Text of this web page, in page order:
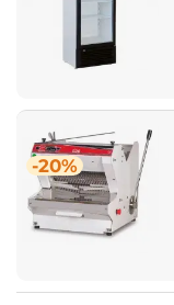
-20%